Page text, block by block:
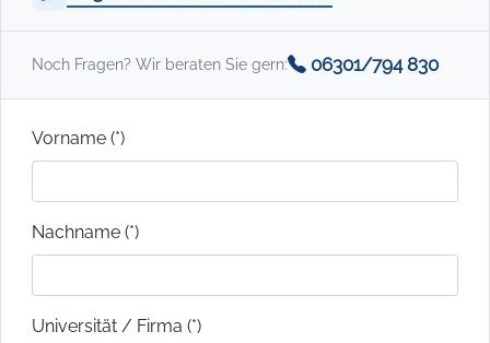
Noch Fragen? Wir beraten Sie gern: 06301/794 830
Vorname (*)
Nachname (*)
Universität / Firma (*)